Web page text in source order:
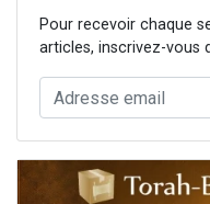
Pour recevoir chaque
articles, inscrivez-vous